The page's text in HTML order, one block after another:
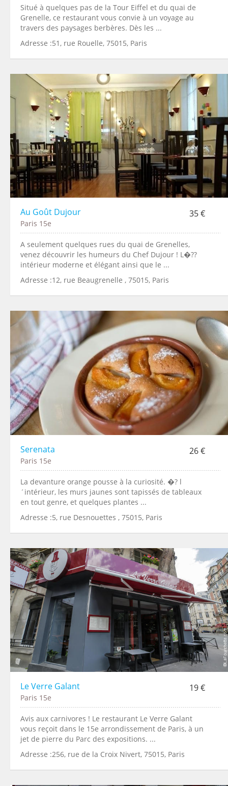
Situé à quelques pas de la Tour Eiffel et du quai de
Grenelle, ce restaurant vous convie à un voyage au
travers des paysages berbères. Dès les ...
Adresse :51, rue Rouelle, 75015, Paris
Au Goût Dujour 35 €
Paris 15e
A seulement quelques rues du quai de Grenelles,
venez découvrir les humeurs du Chef Dujour ! L�??
intérieur moderne et élégant ainsi que le ...
Adresse :12, rue Beaugrenelle , 75015, Paris
Serenata 26 €
Paris 15e
La devanture orange pousse à la curiosité. �? l
´intérieur, les murs jaunes sont tapissés de tableaux
en tout genre, et quelques plantes ...
Adresse :5, rue Desnouettes , 75015, Paris
Le Verre Galant 19 €
Paris 15e
Avis aux carnivores ! Le restaurant Le Verre Galant
vous reçoit dans le 15e arrondissement de Paris, à un
jet de pierre du Parc des expositions. ...
Adresse :256, rue de la Croix Nivert, 75015, Paris